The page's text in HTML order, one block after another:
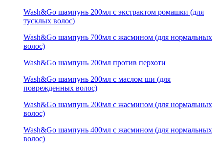
Wash&Go шампунь 200мл с экстрактом ромашки (для
тусклых волос)
Wash&Go шампунь 700мл с жасмином (для нормальных
волос)
Wash&Go шампунь 200мл против перхоти
Wash&Go шампунь 200мл с маслом ши (для
поврежденных волос)
Wash&Go шампунь 200мл с жасмином (для нормальных
волос)
Wash&Go шампунь 400мл с жасмином (для нормальных
волос)